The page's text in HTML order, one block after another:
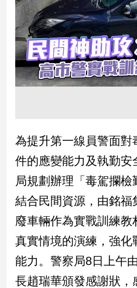
房
地
產
品
政
治
政
治
焦
品
觀
點
民
調
為提升第一線員警面對
件的應變能力及執勤安
局規劃辦理「毒駕攔
結合民間資源，由銘福
廢車輛作為實戰訓練教
真實情境的演練，強化
能力。警察局8日上午
長趙瑞華頒發感謝狀，